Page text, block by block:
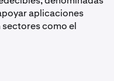
aplicaciones
como el